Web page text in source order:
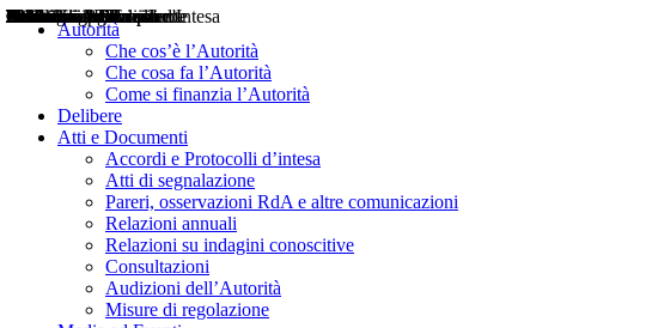
Autorità
Che cos’è l’Autorità
Che cosa fa l’Autorità
Come si finanzia l’Autorità
Delibere
Atti e Documenti
Accordi e Protocolli d’intesa
Atti di segnalazione
Pareri, osservazioni RdA e altre comunicazioni
Relazioni annuali
Relazioni su indagini conoscitive
Consultazioni
Audizioni dell’Autorità
Misure di regolazione
Delibere
Pareri
Consultazioni
Audizioni
Atti di Segnalazione
Accordi e Protocolli d'Intesa
Relazioni annuali
Misure di regolazione
Notizie
Comunicati Stampa
Bollettini ART
Convegni ART
Interviste del Presidente
Articoli in primo piano
Interventi del Presidente
2004
2005
2010
2013
2014
2015
2016
2017
2018
2019
202
2020
2021
2022
2023
2024
2025
2026
Aereo
Marittimo
Terrestre